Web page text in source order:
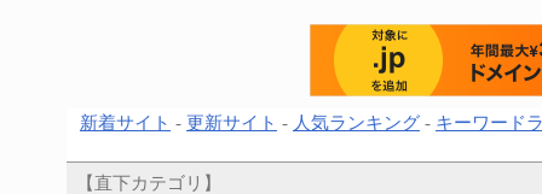
新着サイト - 更新サイト - 人気ランキング - キーワード
【直下カテゴリ】